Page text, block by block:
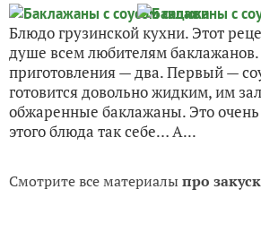
Блюдо грузинской кухни. Этот
душе всем любителям
приготовления — два. Первый —
готовится довольно жидким, им
обжаренные баклажаны. Это очень
этого блюда так себе… А...
Смотрите все материалыпро